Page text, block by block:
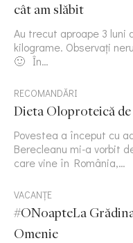
cât am slăbit
Au trecut aproape 3
kilograme. Observați
🙂 În…
RECOMANDĂRI
Dieta Oloproteică
Povestea a început cu
Berecleanu mi-a vorbit
care vine în România,…
VACANȚE
#ONoapteLa
Omenie